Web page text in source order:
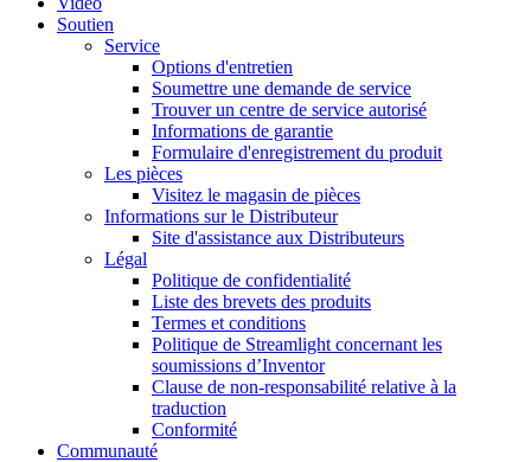
Soutien
Service
Options d'entretien
Soumettre une demande de service
Trouver un centre de service autorisé
Informations de garantie
Formulaire d'enregistrement du produit
Les pièces
Visitez le magasin de pièces
Informations sur le Distributeur
Site d'assistance aux Distributeurs
Légal
Politique de confidentialité
Liste des brevets des produits
Termes et conditions
Politique de Streamlight concernant les
soumissions d’Inventor
Clause de non-responsabilité relative à la
traduction
Conformité
Communauté